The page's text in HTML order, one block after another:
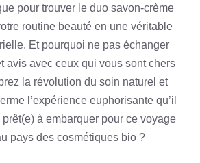
pour trouver le duo savon-crème
routine beauté en une véritable
Et pourquoi ne pas échanger
avis avec ceux qui vous sont chers
la révolution du soin naturel et
l’expérience euphorisante qu’il
prêt(e) à embarquer pour ce voyage
pays des cosmétiques bio ?